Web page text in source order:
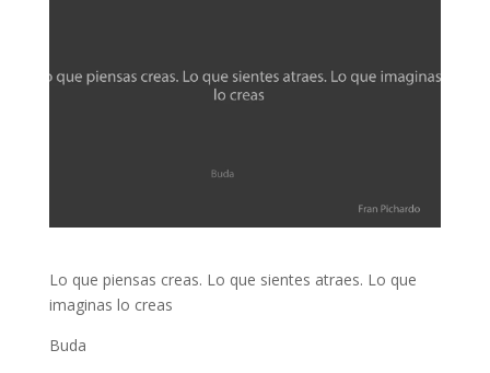
Lo que piensas creas. Lo que sientes atraes. Lo que
imaginas lo creas
Buda